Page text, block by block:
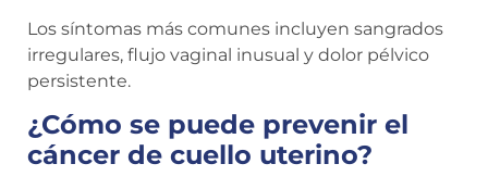
Los síntomas más comunes incluyen sangrados
irregulares, flujo vaginal inusual y dolor pélvico
persistente.
¿Cómo se puede prevenir el
cáncer de cuello uterino?